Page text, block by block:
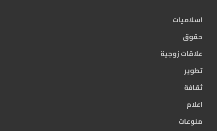
اسلاميات
حقوق
علاقات زوجية
تطوير
ثقافة
اعلام
منوعات